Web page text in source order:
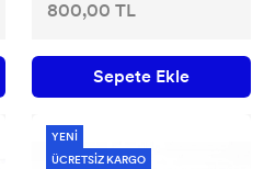
800,00 TL
Sepete Ekle
YENİ
ÜCRETSİZ KARGO